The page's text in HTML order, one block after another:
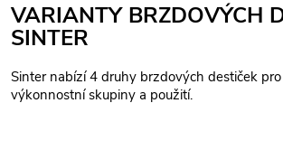
VARIANTY BRZDOVÝCH
SINTER
Sinter nabízí 4 druhy brzdových destiček
výkonnostní skupiny a použití.